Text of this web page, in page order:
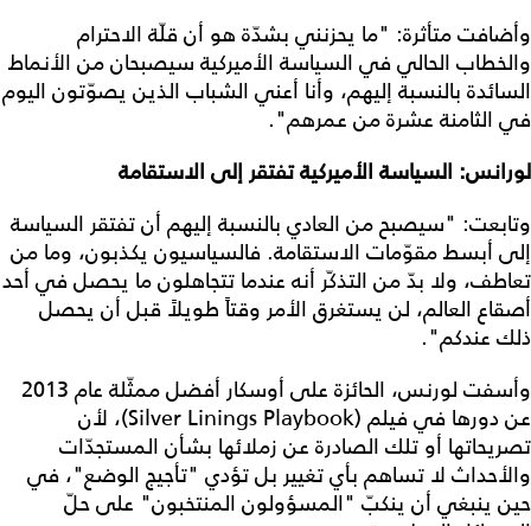
وأضافت متأثرة: "ما يحزنني بشدّة هو أن قلّة الاحترام
والخطاب الحالي في السياسة الأميركية سيصبحان من الأنماط
السائدة بالنسبة إليهم، وأنا أعني الشباب الذين يصوّتون اليوم
في الثامنة عشرة من عمرهم".
لورانس: السياسة الأميركية تفتقر إلى الاستقامة
وتابعت: "سيصبح من العادي بالنسبة إليهم أن تفتقر السياسة
إلى أبسط مقوّمات الاستقامة. فالسياسيون يكذبون، وما من
تعاطف، ولا بدّ من التذكّر أنه عندما تتجاهلون ما يحصل في أحد
أصقاع العالم، لن يستغرق الأمر وقتاً طويلاً قبل أن يحصل
ذلك عندكم".
وأسفت لورنس، الحائزة على أوسكار أفضل ممثّلة عام 2013
عن دورها في فيلم (Silver Linings Playbook)، لأن
تصريحاتها أو تلك الصادرة عن زملائها بشأن المستجدّات
والأحداث لا تساهم بأي تغيير بل تؤدي "تأجيج الوضع"، في
حين ينبغي أن ينكبّ "المسؤولون المنتخبون" على حلّ